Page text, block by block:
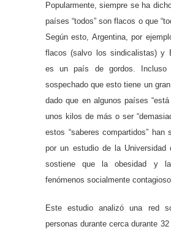
Popularmente, siempre se ha
países “todos” son flacos o que
Según esto, Argentina, por
flacos (salvo los sindicalistas) y
es un país de gordos.
sospechado que esto tiene un
dado que en algunos países
unos kilos de más o ser
estos “saberes compartidos” han
por un estudio de la Universidad
sostiene que la obesidad y
fenómenos socialmente
Este estudio analizó una red
personas durante cerca durante